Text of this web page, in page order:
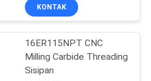
KONTAK
16ER115NPT CNC
Milling Carbide Threading
Sisipan